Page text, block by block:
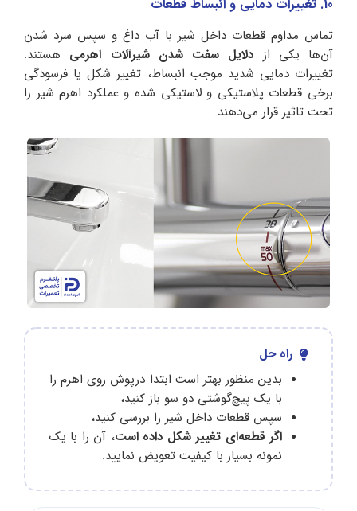
10. تغییرات دمایی و انبساط قطعات
تماس مداوم قطعات داخل شیر با آب داغ و سپس سرد شدن
آن‌ها یکی از دلایل سفت شدن شیرآلات اهرمی هستند.
تغییرات دمایی شدید موجب انبساط، تغییر شکل یا فرسودگی
برخی قطعات پلاستیکی و لاستیکی شده و عملکرد اهرم شیر را
تحت تاثیر قرار می‌دهند.
راه حل
بدین منظور بهتر است ابتدا درپوش روی اهرم را
با یک پیچ‌گوشتی دو سو باز کنید،
سپس قطعات داخل شیر را بررسی کنید،
اگر قطعه‌ای تغییر شکل داده است، آن را با یک
نمونه بسیار با کیفیت تعویض نمایید.